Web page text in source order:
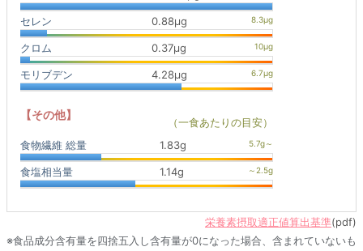
セレン 0.88μg
クロム 0.37μg
モリブデン 4.28μg
【その他】
（一食あたりの目安）
食物繊維 総量
1.83g
食塩相当量 1.14g
栄養素摂取適正値算出基準(pdf)
※食品成分含有量を四捨五入し含有量が0になった場合、含まれていないも